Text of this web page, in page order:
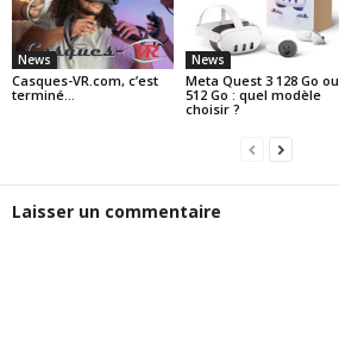
News
Casques-VR.com, c’est
terminé…
News
Meta Quest 3 128 Go ou
512 Go : quel modèle
choisir ?
Laisser un commentaire